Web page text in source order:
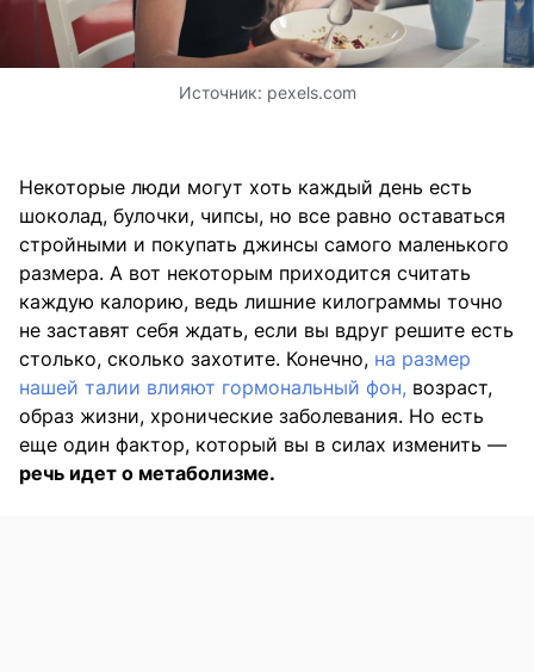
Источник: pexels.com
Некоторые люди могут хоть каждый день есть
шоколад, булочки, чипсы, но все равно оставаться
стройными и покупать джинсы самого маленького
размера. А вот некоторым приходится считать
каждую калорию, ведь лишние килограммы точно
не заставят себя ждать, если вы вдруг решите есть
столько, сколько захотите. Конечно, на размер
нашей талии влияют гормональный фон, возраст,
образ жизни, хронические заболевания. Но есть
еще один фактор, который вы в силах изменить —
речь идет о метаболизме.